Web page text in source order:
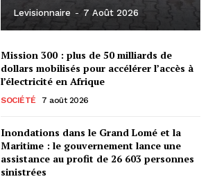
Levisionnaire - 7 Août 2026
Mission 300 : plus de 50 milliards de
dollars mobilisés pour accélérer l’accès à
l’électricité en Afrique
SOCIÉTÉ 7 août 2026
Inondations dans le Grand Lomé et la
Maritime : le gouvernement lance une
assistance au profit de 26 603 personnes
sinistrées